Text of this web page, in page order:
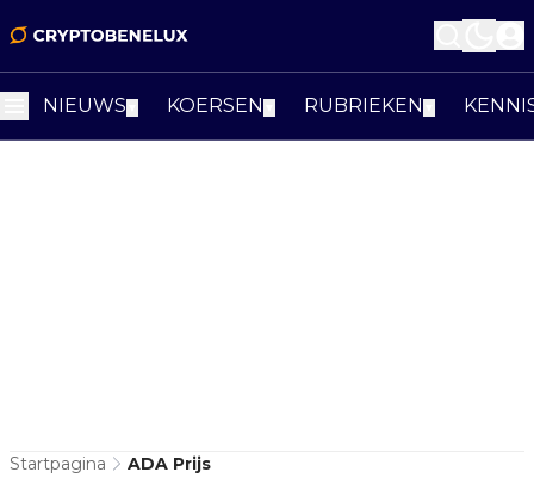
NIEUWS KOERSEN RUBRIEKEN
Startpagina ADA Prijs